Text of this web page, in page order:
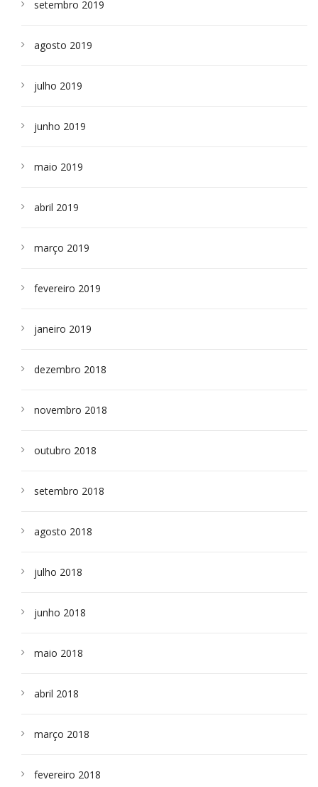
setembro 2019
agosto 2019
julho 2019
junho 2019
maio 2019
abril 2019
março 2019
fevereiro 2019
janeiro 2019
dezembro 2018
novembro 2018
outubro 2018
setembro 2018
agosto 2018
julho 2018
junho 2018
maio 2018
abril 2018
março 2018
fevereiro 2018